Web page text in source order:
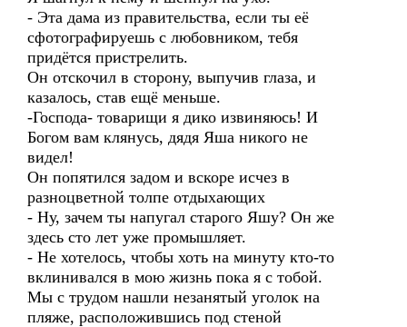
- Эта дама из правительства, если ты её
сфотографируешь с любовником, тебя
придётся пристрелить.
Он отскочил в сторону, выпучив глаза, и
казалось, став ещё меньше.
-Господа- товарищи я дико извиняюсь! И
Богом вам клянусь, дядя Яша никого не
видел!
Он попятился задом и вскоре исчез в
разноцветной толпе отдыхающих
- Ну, зачем ты напугал старого Яшу? Он же
здесь сто лет уже промышляет.
- Не хотелось, чтобы хоть на минуту кто-то
вклинивался в мою жизнь пока я с тобой.
Мы с трудом нашли незанятый уголок на
пляже, расположившись под стеной